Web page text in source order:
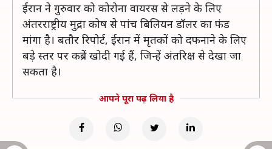
ईरान ने गुरुवार को कोरोना वायरस से लड़ने के लिए
अंतरराष्ट्रीय मुद्रा कोष से पांच बिलियन डॉलर का फंड
मांगा है। बतौर रिपोर्ट, ईरान में मृतकों को दफनाने के लिए
बड़े स्तर पर कब्रेें खोदी गई हैं, जिन्हें अंतरिक्ष से देखा जा
सकता है।
आपने पूरा पढ़ लिया है